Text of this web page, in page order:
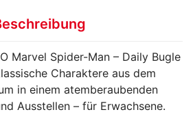
Marvel Spider-Man – Daily Bugle
Charaktere aus dem
in einem atemberaubenden
Ausstellen – für Erwachsene.